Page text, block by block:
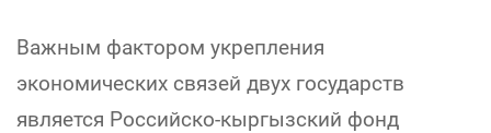
Важным фактором укрепления
экономических связей двух государств
является Российско-кыргызский фонд